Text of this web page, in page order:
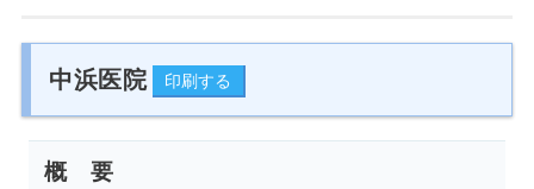
中浜医院
概 要